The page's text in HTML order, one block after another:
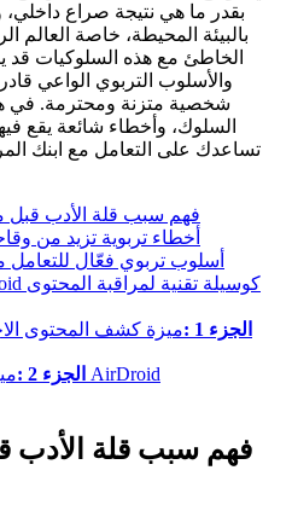
بقدر ما هي نتيجة صراع داخلي،
بالبيئة المحيطة، خاصة العالم
الخاطئ مع هذه السلوكيات قد
والأسلوب التربوي الواعي
شخصية متزنة ومحترمة. في
السلوك، وأخطاء شائعة يقع
تساعدك على التعامل مع ابنك
1. فهم سبب قلة الأدب
2. أخطاء تربوية تزيد من
3. أسلوب تربوي فعّال
الجزء 1 :
ميزة كشف المحتوى
الجزء 2 : ميزات أخرى لتطبيق AirDroid